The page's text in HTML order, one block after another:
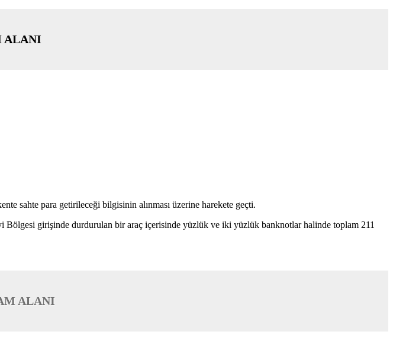
ALANI
sahte para getirileceği bilgisinin alınması üzerine harekete geçti.
girişinde durdurulan bir araç içerisinde yüzlük ve iki yüzlük banknotlar halinde toplam 211
ALANI